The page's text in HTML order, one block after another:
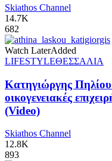
Skiathos Channel
14.7K
682
Watch LaterAdded
LIFESTYLEΘΕΣΣΑΛΙΑ
Κατηγιώργης
οικογενειακές
(Video)
Skiathos Channel
12.8K
893